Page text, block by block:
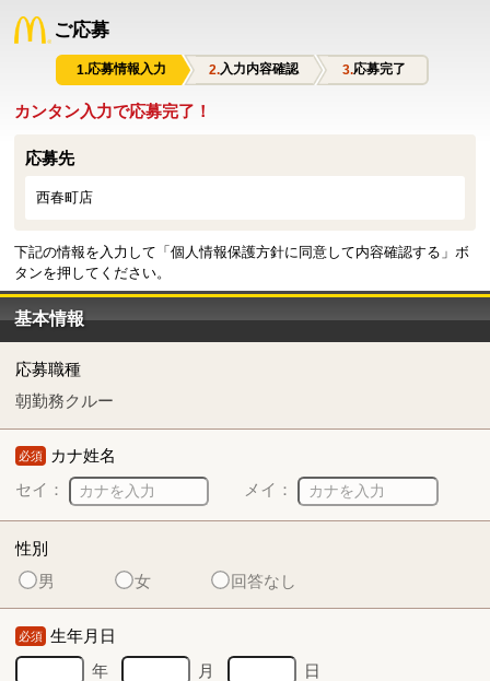
ご応募
応募情報入力 入力内容確認 応募完了
カンタン入力で応募完了！
応募先
西春町店
下記の情報を入力して「個人情報保護方針に同意して内容確認する」ボ
タンを押してください。
基本情報
応募職種
朝勤務クルー
必須 カナ姓名
セイ：
メイ：
性別
男
女 回答なし
必須 生年月日
年
月 日